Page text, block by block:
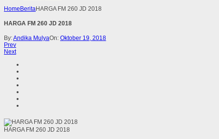
Home BeritaHARGA FM 260 JD 2018
HARGA FM 260 JD 2018
By:Andika MulyaOn: Oktober 19, 2018
Prev
Next
HARGA FM 260 JD 2018